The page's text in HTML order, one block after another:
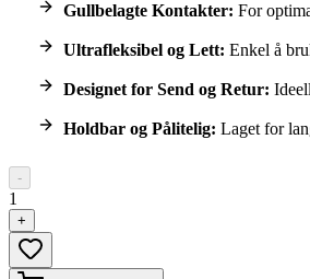
Gullbelagte Kontakter: For
Ultrafleksibel og Lett: Enkel å
Designet for Send og Retur:
Holdbar og Pålitelig: Laget for
-
1
+